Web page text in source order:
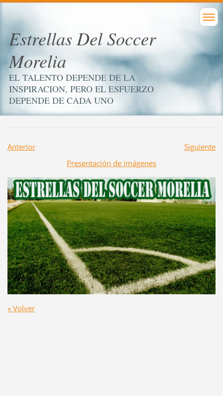
Estrellas Del Soccer
Morelia
EL TALENTO DEPENDE DE LA
INSPIRACION, PERO EL ESFUERZO
DEPENDE DE CADA UNO
Anterior
Siguiente
Presentación de imágenes
« Volver